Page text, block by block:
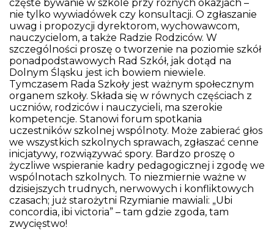
częste bywanie w szkole przy różnych okazjach –
nie tylko wywiadówek czy konsultacji. O zgłaszanie
uwag i propozycji dyrektorom, wychowawcom,
nauczycielom, a także Radzie Rodziców. W
szczególności proszę o tworzenie na poziomie szkół
ponadpodstawowych Rad Szkół, jak dotąd na
Dolnym Śląsku jest ich bowiem niewiele.
Tymczasem Rada Szkoły jest ważnym społecznym
organem szkoły. Składa się w równych częściach z
uczniów, rodziców i nauczycieli, ma szerokie
kompetencje. Stanowi forum spotkania
uczestników szkolnej wspólnoty. Może zabierać głos
we wszystkich szkolnych sprawach, zgłaszać cenne
inicjatywy, rozwiązywać spory. Bardzo proszę o
życzliwe wspieranie kadry pedagogicznej i zgodę we
wspólnotach szkolnych. To niezmiernie ważne w
dzisiejszych trudnych, nerwowych i konfliktowych
czasach; już starożytni Rzymianie mawiali: „Ubi
concordia, ibi victoria” – tam gdzie zgoda, tam
zwycięstwo!